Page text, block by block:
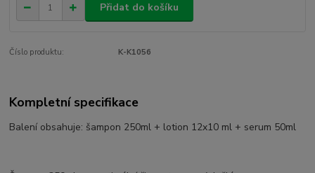
Přidat do košíku
Číslo produktu: K-K1056
Kompletní specifikace
Balení obsahuje: šampon 250ml + lotion 12x10 ml + serum 50ml